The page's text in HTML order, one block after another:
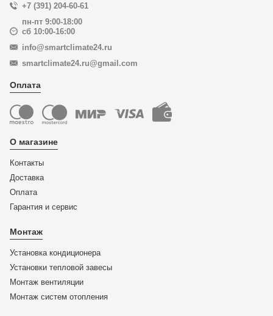
+7 (391) 204-60-61
пн-пт 9:00-18:00
сб 10:00-16:00
info@smartclimate24.ru
smartclimate24.ru@gmail.com
Оплата
О магазине
Контакты
Доставка
Оплата
Гарантия и сервис
Монтаж
Установка кондиционера
Установки тепловой завесы
Монтаж вентиляции
Монтаж систем отопления